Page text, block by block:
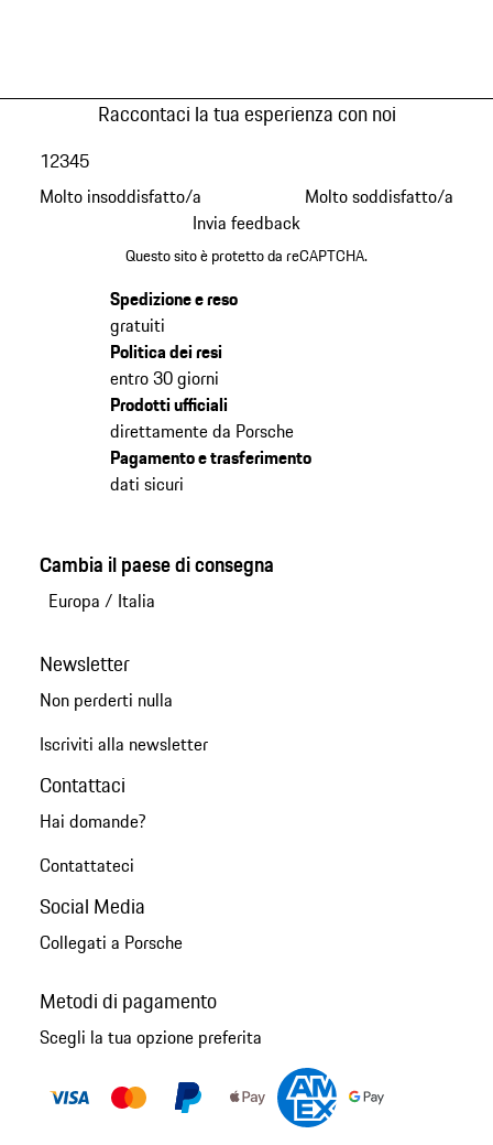
Raccontaci la tua esperienza con noi
Molto insoddisfatto/a
12345
Molto soddisfatto/a
Invia feedback
Questo sito è protetto da reCAPTCHA.
Spedizione e reso
gratuiti
Politica dei resi
entro 30 giorni
Prodotti ufficiali
direttamente da Porsche
Pagamento e trasferimento
dati sicuri
Cambia il paese di consegna
Europa / Italia
Newsletter
Non perderti nulla
Iscriviti alla newsletter
Contattaci
Hai domande?
Contattateci
Social Media
Collegati a Porsche
Metodi di pagamento
Scegli la tua opzione preferita